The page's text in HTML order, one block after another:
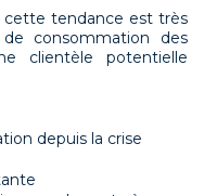
cette tendance est très
consommation des
clientèle potentielle
depuis la crise